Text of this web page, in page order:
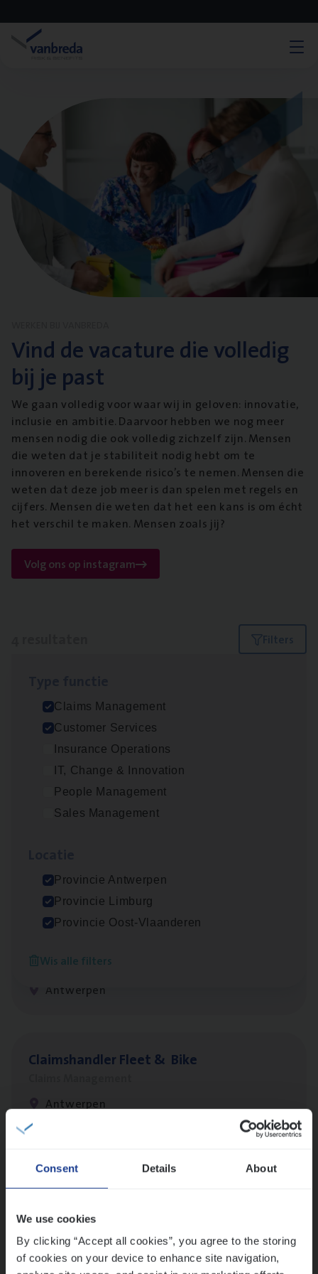
Consent Details About
We use cookies
By clicking “Accept all cookies”, you agree to the storing
of cookies on your device to enhance site navigation,
Vind de vacature die volledig
bij je past
We gaan volledig voor waar wij in geloven: innovatie,
inclusie en ambitie. Daarvoor hebben we nog meer
mensen nodig die ook volledig zichzelf zijn. Mensen
die weten dat je stabiliteit nodig hebt om te
innoveren en berekende risico’s te nemen. Mensen die
weten dat deze job meer is dan spelen met regels en
cijfers. Mensen die weten dat het een kans is om écht
het verschil te maken. Mensen zoals jij?
Volg ons op instagram
Filters
Claims Management
Customer Services
Insurance Operations
IT, Change & Innovation
People Management
Sales Management
Provincie Antwerpen
Provincie Limburg
Provincie Oost-Vlaanderen
Wis alle filters
Scha­de­be­heer­der verzekeringen
Claims Management
Sint-Niklaas/Temse
Scha­de Expert Fleet
Cus­to­mer Care Expert
Customer Services
Antwerpen
Claims­hand­ler Fleet& Bike
Antwerpen
Lees onze verhalen
versterken
Mathias houdt van diepgaande dossiers én droge
humor